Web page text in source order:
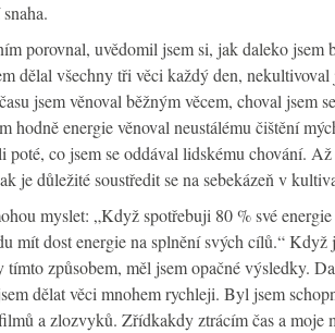
porovnal, uvědomil jsem si, jak daleko jsem
dělal všechny tři věci každý den, nekultivoval
jsem věnoval běžným věcem, choval jsem
hodně energie věnoval neustálému čištění
poté, co jsem se oddával lidskému chování.
je důležité soustředit se na sebekázeň v
myslet: „Když spotřebuji 80 % své
mít dost energie na splnění svých cílů.“ Když
tímto způsobem, měl jsem opačné výsledky.
dělat věci mnohem rychleji. Byl jsem
a zlozvyků. Zřídkakdy ztrácím čas a moje